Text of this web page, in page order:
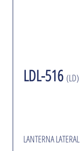
LDL-516 (LD)
LANTERNA